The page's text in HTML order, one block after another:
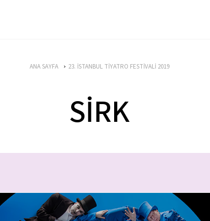
ANA SAYFA 23. İSTANBUL TİYATRO FESTİVALİ 2019
SİRK